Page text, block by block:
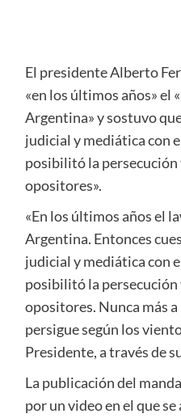
El presidente Alberto
«en los últimos años» el
Argentina» y sostuvo
judicial y mediática con
posibilitó la
opositores».
«En los últimos años el
Argentina. Entonces
judicial y mediática con
posibilitó la
opositores. Nunca más
persigue según los
Presidente, a través de
La publicación del
por un video en el que